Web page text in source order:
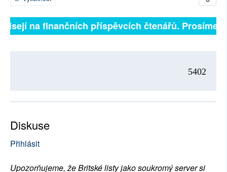
na finančních příspěvcích čtenářů. Prosíme,
5402
Diskuse
Přihlásit
Upozorňujeme, že Britské listy jako soukromý server si